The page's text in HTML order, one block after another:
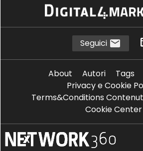
Seguici
About Autori Tags
Privacy e Cookie
Terms&Conditions
Cookie Center